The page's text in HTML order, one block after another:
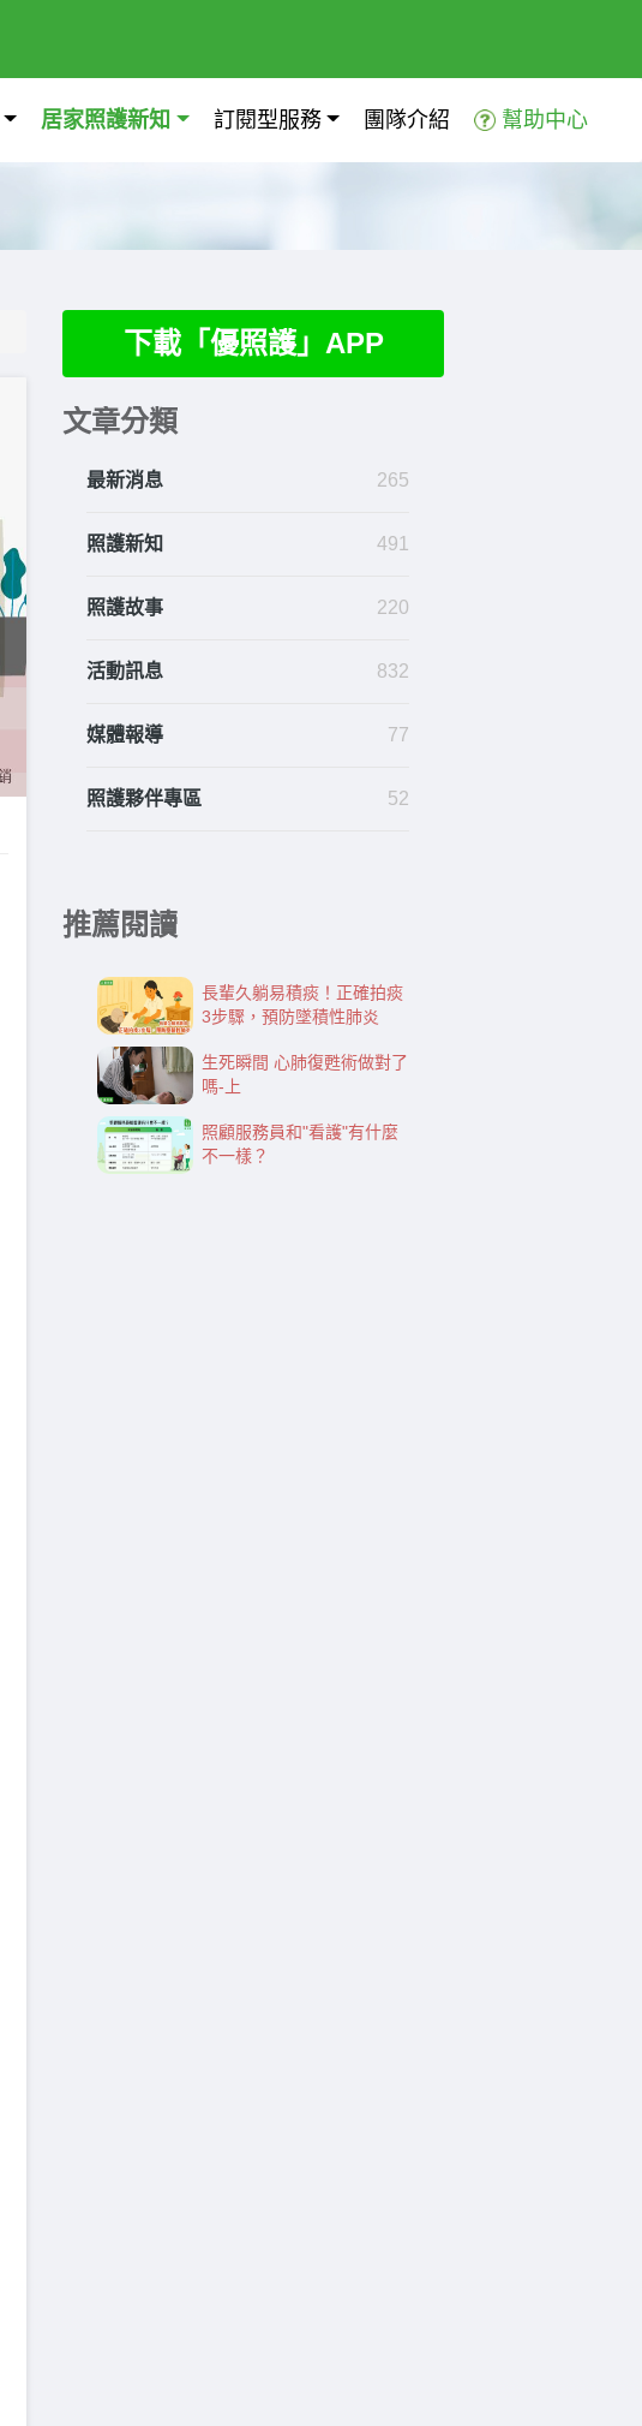
居家照護新知 訂閱型服務 團隊介紹 幫助中心
下載「優照護」APP
文章分類
最新消息 265
照護新知 491
照護故事 220
活動訊息 832
媒體報導 77
照護夥伴專區 52
推薦閱讀
長輩久躺易積痰！正確拍痰
3步驟，預防墜積性肺炎
生死瞬間 心肺復甦術做對了
嗎-上
照顧服務員和"看護"有什麼
不一樣？